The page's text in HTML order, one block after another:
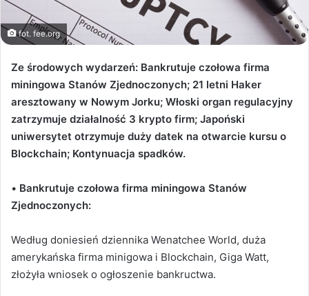
fot. fee.org
Ze środowych wydarzeń: Bankrutuje czołowa firma
miningowa Stanów Zjednoczonych; 21 letni Haker
aresztowany w Nowym Jorku; Włoski organ regulacyjny
zatrzymuje działalność 3 krypto firm; Japoński
uniwersytet otrzymuje duży datek na otwarcie kursu o
Blockchain; Kontynuacja spadków.
• Bankrutuje czołowa firma miningowa Stanów
Zjednoczonych:
Według doniesień dziennika Wenatchee World, duża
amerykańska firma minigowa i Blockchain, Giga Watt,
złożyła wniosek o ogłoszenie bankructwa.